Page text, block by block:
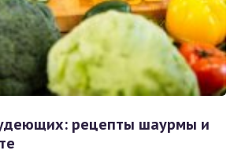
рецепты шаурмы и